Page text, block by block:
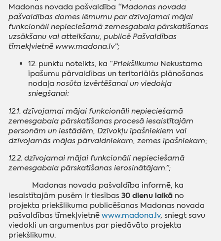
Madonas novada pašvaldība “Madonas novada
pašvaldības domes lēmumu par dzīvojamai mājai
funkcionāli nepieciešamā zemesgabala pārskatīšanas
uzsākšanu vai atteikšanu, publicē Pašvaldības
tīmekļvietnē www.madona.lv”;
12. punktu noteikts, ka “Priekšlikumu Nekustamo
īpašumu pārvaldības un teritoriālās plānošanas
nodaļa nosūta izvērtēšanai un viedokļa
sniegšanai:
12.1. dzīvojamai mājai funkcionāli nepieciešamā
zemesgabala pārskatīšanas procesā iesaistītajām
personām un iestādēm, Dzīvokļu īpašniekiem vai
dzīvojamās mājas pārvaldniekam, zemes īpašniekam;
12.2. dzīvojamai mājai funkcionāli nepieciešamā
zemesgabala pārskatīšanas ierosinātājam.”;
Madonas novada pašvaldība informē, ka
iesaistītajām pusēm ir tiesības30 dienu laikā no
projekta priekšlikuma publicēšanas Madonas novada
pašvaldības tīmekļvietnēwww.madona.lv, sniegt savu
viedokli un argumentus par piedāvāto projekta
priekšlikumu.